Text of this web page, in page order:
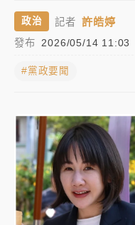
白海豚瘦身！中部以
雨不穩定」
《知新聞》揭「運科
究！遭監委質疑
台股處置新制明天
周末精選｜ 鎢業董座
政治 記者 許皓婷
發布 2026/05/14 11:03
#黨政要聞